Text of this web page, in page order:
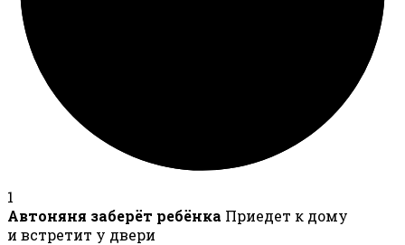
1
Автоняня заберёт ребёнка Приедет к дому
и встретит у двери